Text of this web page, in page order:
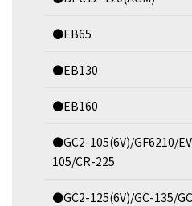
●EB65
●EB130
●EB160
●GC2-105(6V)/GF6210/
105/CR-225
●GC2-125(6V)/GC-135/